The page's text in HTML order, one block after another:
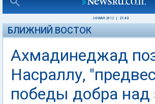
24 МАЯ 2012 21:43
БЛИЖНИЙ ВОСТОК
Ахмадинеджад
Насраллу,
победы добра над